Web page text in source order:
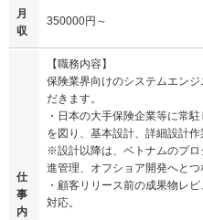
月
収
350000円～
仕
事
内
【職務内容】
保険業界向けのシステムエン
だきます。
・日本の大手保険企業等に常
を図り、基本設計、詳細設計作
※設計以降は、ベトナムのプ
進管理、オフショア開発へとつ
・顧客リリース前の成果物レ
対応。